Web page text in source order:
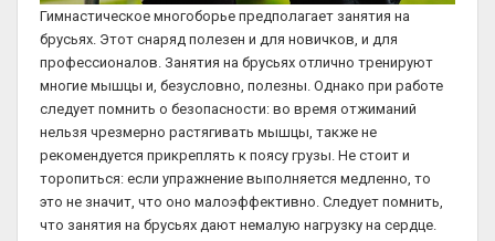
Гимнастическое многоборье предполагает занятия на
брусьях. Этот снаряд полезен и для новичков, и для
профессионалов. Занятия на брусьях отлично тренируют
многие мышцы и, безусловно, полезны. Однако при работе
следует помнить о безопасности: во время отжиманий
нельзя чрезмерно растягивать мышцы, также не
рекомендуется прикреплять к поясу грузы. Не стоит и
торопиться: если упражнение выполняется медленно, то
это не значит, что оно малоэффективно. Следует помнить,
что занятия на брусьях дают немалую нагрузку на сердце.